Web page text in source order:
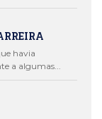
havia
a algumas...